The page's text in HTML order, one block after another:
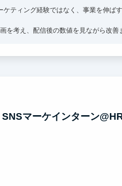
ティング経験ではなく、事業を伸ばす
考え、配信後の数値を見ながら改善
。
マーケインターン